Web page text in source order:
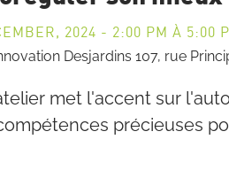
2024 - 2:00 PM À 5:00
Desjardins 107, rue
met l'accent sur
précieuses